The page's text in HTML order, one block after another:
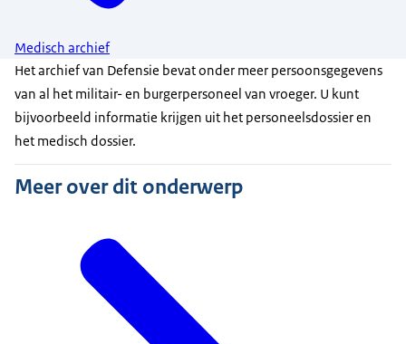
Medisch archief
Het archief van Defensie bevat onder meer persoonsgegevens
van al het militair- en burgerpersoneel van vroeger. U kunt
bijvoorbeeld informatie krijgen uit het personeelsdossier en
het medisch dossier.
Meer over dit onderwerp